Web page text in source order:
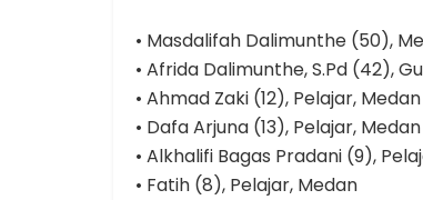
• Masdalifah Dalimunthe (50),
• Afrida Dalimunthe, S.Pd (42),
• Ahmad Zaki (12), Pelajar, Medan
• Dafa Arjuna (13), Pelajar, Medan
• Alkhalifi Bagas Pradani (9),
• Fatih (8), Pelajar, Medan